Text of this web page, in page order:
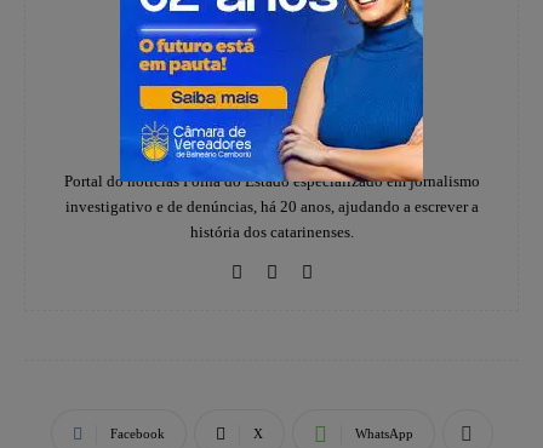
Redação
https://www.instagram.com/folhadoestadosc/
Portal do notícias Folha do Estado especializado em jornalismo
investigativo e de denúncias, há 20 anos, ajudando a escrever a
história dos catarinenses.
Facebook X WhatsApp